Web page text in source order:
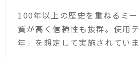
100年以上の歴史を重ねるミ
質が高く信頼性も抜群。 使用
年」を想定して実施されていま